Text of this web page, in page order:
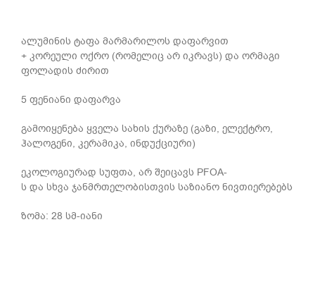
ალუმინის ტაფა მარმარილოს დაფარვით
+ კორეული ოქრო (რომელიც არ იკრავს) და ორმაგი
ფოლადის ძირით
5 ფენიანი დაფარვა
გამოიყენება ყველა სახის ქურაზე (გაზი, ელექტრო,
ჰალოგენი, კერამიკა, ინდუქციური)
ეკოლოგიურად სუფთა, არ შეიცავს PFOA-
ს და სხვა ჯანმრთელობისთვის საზიანო ნივთიერებებს
ზომა: 28 სმ-იანი